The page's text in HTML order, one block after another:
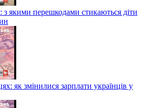
якими перешкодами стикаються діти
як змінилися зарплати українців у